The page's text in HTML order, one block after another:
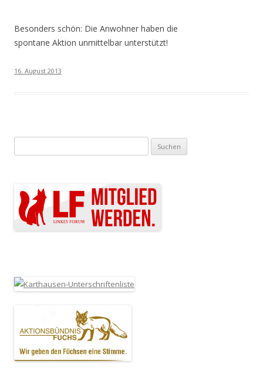
Besonders schön: Die Anwohner haben die
spontane Aktion unmittelbar unterstützt!
16. August 2013